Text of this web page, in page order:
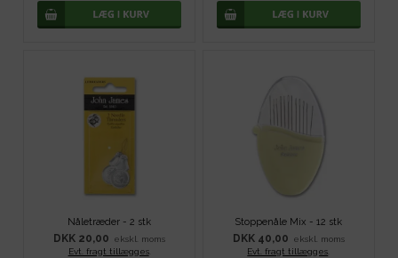
Nåletræder - 2 stk
DKK 20,00
ekskl. moms
Evt. fragt tillægges.
Stoppenåle Mix - 12 stk
DKK 40,00
ekskl. moms
Evt. fragt tillægges